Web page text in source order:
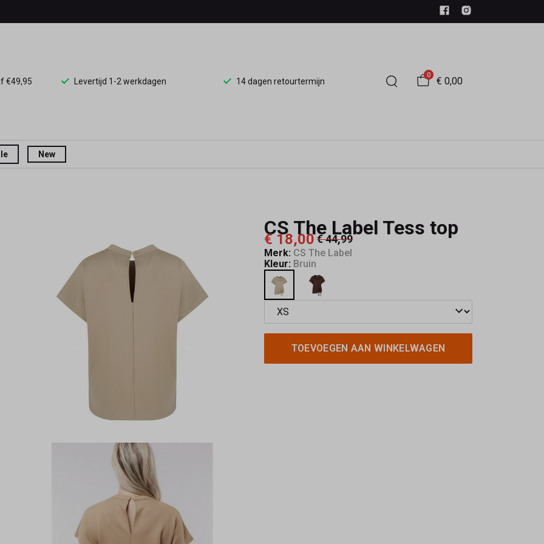
€49,95 Levertijd 1-2 werkdagen 14 dagen retourtermijn
0
€ 0,00
New
CS The Label Tess top
€ 18,00€ 44,99
Merk: CS The Label
Kleur: Bruin
TOEVOEGEN AAN WINKELWAGEN